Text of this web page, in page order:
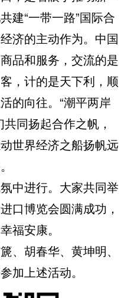
建“一带一路”国际合
济的主动作为。中国
品和服务，交流的是
，计的是天下利，顺
的向往。“潮平两岸
同扬起合作之帆，
世界经济之船扬帆远
进行。大家共同举
口博览会圆满成功，
福安康。
胡春华、黄坤明、
加上述活动。